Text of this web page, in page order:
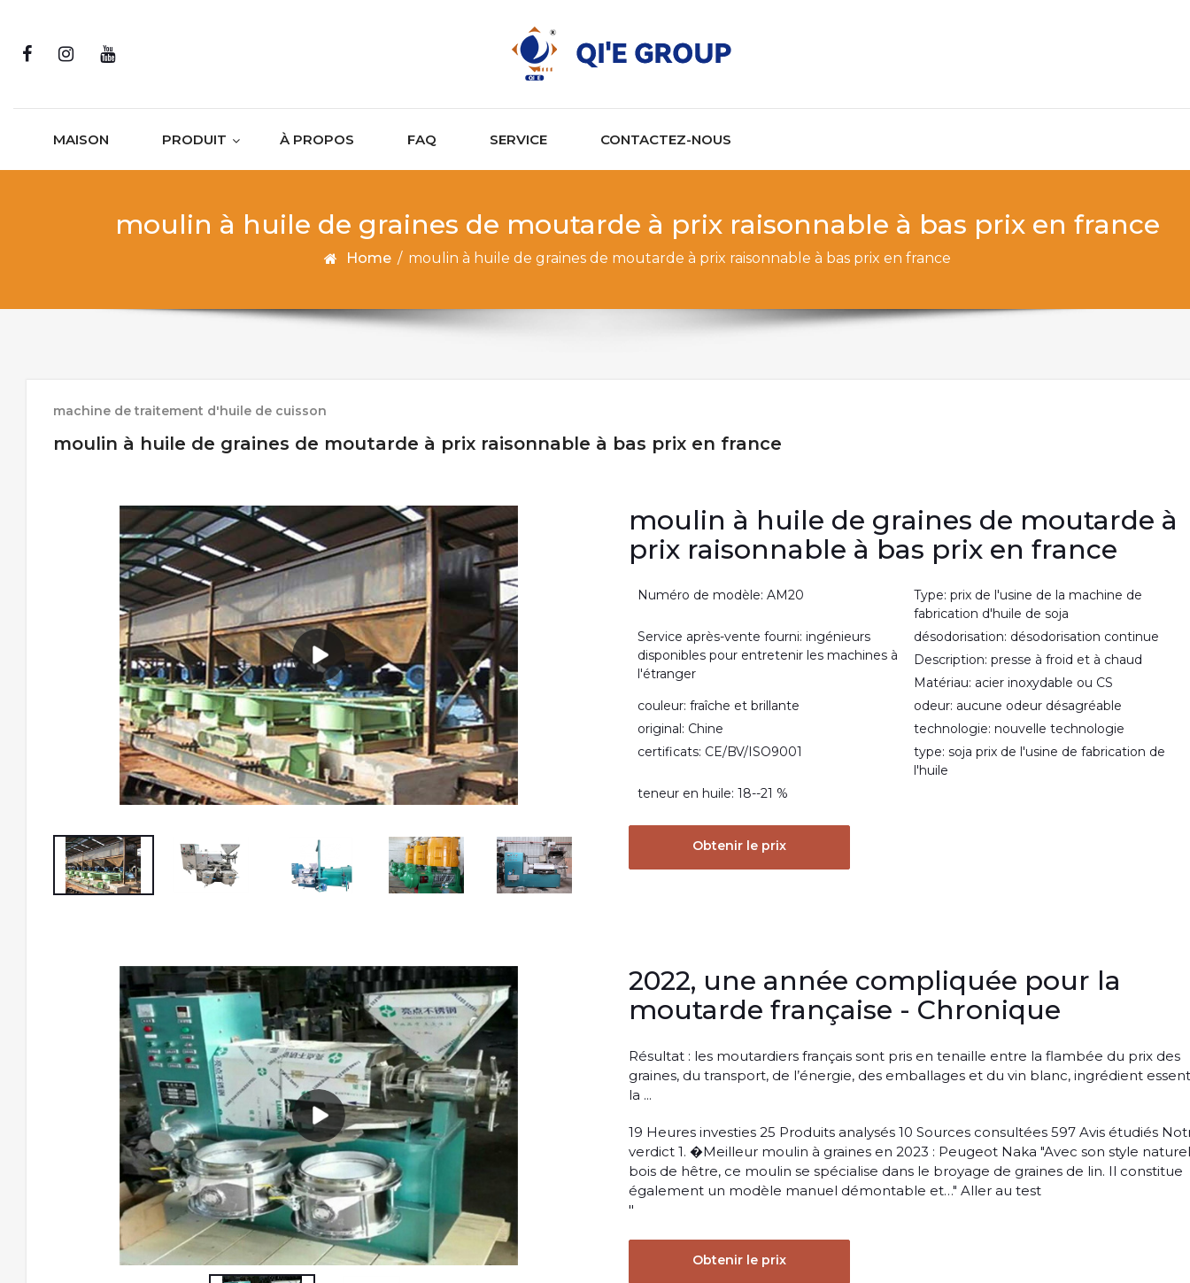
MAISON PRODUIT À PROPOS FAQ SERVICE CONTACTEZ-NOUS
moulin à huile de graines de moutarde à prix raisonnable à bas prix en france
Home / moulin à huile de graines de moutarde à prix raisonnable à bas prix en france
machine de traitement d'huile de cuisson
moulin à huile de graines de moutarde à prix raisonnable à bas prix en france
moulin à huile de graines de moutarde à
prix raisonnable à bas prix en france
Numéro de modèle: AM20
Type: prix de l'usine de la machine de
fabrication d'huile de soja
Service après-vente fourni: ingénieurs
disponibles pour entretenir les machines à
l'étranger
désodorisation: désodorisation continue
Description: presse à froid et à chaud
Matériau: acier inoxydable ou CS
couleur: fraîche et brillante
odeur: aucune odeur désagréable
original: Chine
technologie: nouvelle technologie
certificats: CE/BV/ISO9001
type: soja prix de l'usine de fabrication de
l'huile
teneur en huile: 18--21 %
Obtenir le prix
2022, une année compliquée pour la
moutarde française - Chronique
Résultat : les moutardiers français sont pris en tenaille entre la flambée du prix des
graines, du transport, de l’énergie, des emballages et du vin blanc, ingrédient
la ...
19 Heures investies 25 Produits analysés 10 Sources consultées 597 Avis étudiés
verdict 1. �Meilleur moulin à graines en 2023 : Peugeot Naka "Avec son style
bois de hêtre, ce moulin se spécialise dans le broyage de graines de lin. Il constitue
également un modèle manuel démontable et…" Aller au test
"
Obtenir le prix